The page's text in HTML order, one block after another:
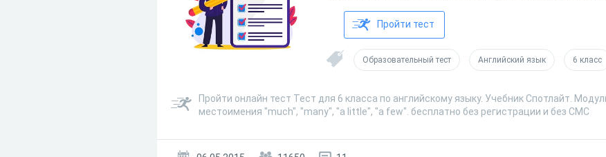
Пройти тест
Образовательный тест Английский язык 6 класс
Пройти онлайн тест Тест для 6 класса по английскому языку. Учебник Спотлайт.
местоимения "much", "many", "a little", "a few". бесплатно без регистрации и без СМС